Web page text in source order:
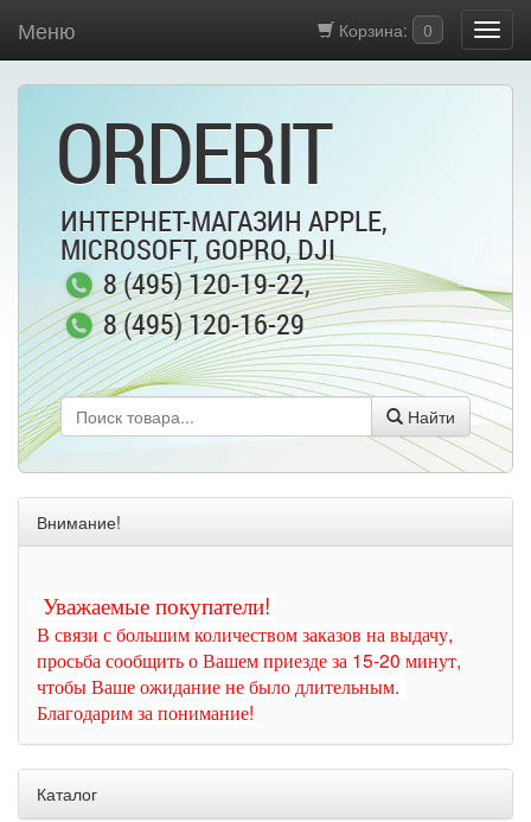
Корзина: 0
Меню
ORDERIT
ИНТЕРНЕТ-МАГАЗИН APPLE,
MICROSOFT, GOPRO, DJI
8 (495) 120-19-22,
8 (495) 120-16-29
Найти
Внимание!
Уважаемые покупатели!
В связи с большим количеством заказов на выдачу,
просьба сообщить о Вашем приезде за 15-20 минут,
чтобы Ваше ожидание не было длительным.
Благодарим за понимание!
Каталог